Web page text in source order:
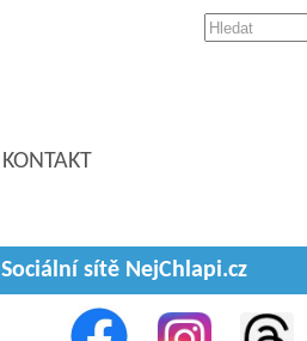
KONTAKT
Sociální sítě NejChlapi.cz